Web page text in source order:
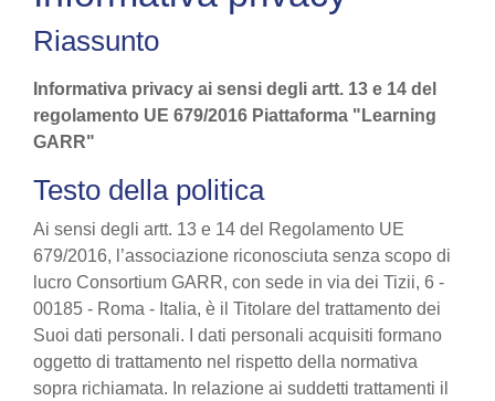
Riassunto
Informativa privacy ai sensi degli artt. 13 e 14 del
regolamento UE 679/2016 Piattaforma "Learning
GARR"
Testo della politica
Ai sensi degli artt. 13 e 14 del Regolamento UE
679/2016, l’associazione riconosciuta senza scopo di
lucro Consortium GARR, con sede in via dei Tizii, 6 -
00185 - Roma - Italia, è il Titolare del trattamento dei
Suoi dati personali. I dati personali acquisiti formano
oggetto di trattamento nel rispetto della normativa
sopra richiamata. In relazione ai suddetti trattamenti il